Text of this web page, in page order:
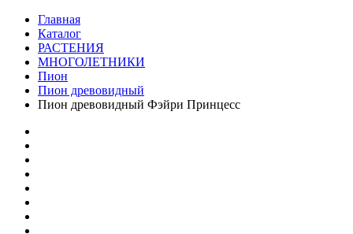
Главная
Каталог
РАСТЕНИЯ
МНОГОЛЕТНИКИ
Пион
Пион древовидный
Пион древовидный Фэйри Принцесс